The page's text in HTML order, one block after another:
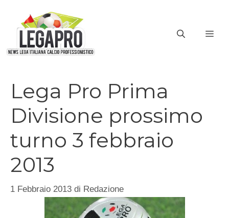
contenuto
Lega Pro Prima
Divisione prossimo
turno 3 febbraio
2013
1 Febbraio 2013 di Redazione